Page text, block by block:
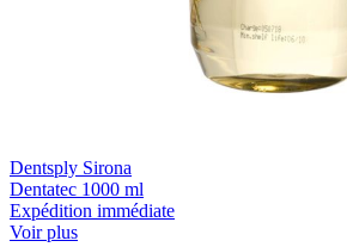
Dentsply Sirona
Dentatec 1000 ml
Expédition immédiate
Voir plus